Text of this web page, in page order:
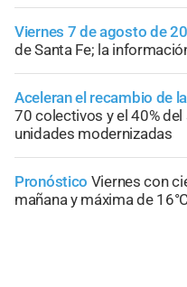
Viernes 7 de agosto de
de Santa Fe; la
Aceleran el recambio de
70 colectivos y el 40%
unidades modernizadas
Pronóstico Viernes con
mañana y máxima de